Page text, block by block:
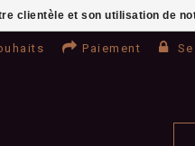
Paiement
clientèle et son utilisation de